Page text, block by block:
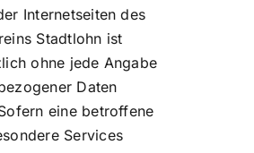
Internetseiten des
Stadtlohn ist
ohne jede Angabe
Daten
eine betroffene
Services